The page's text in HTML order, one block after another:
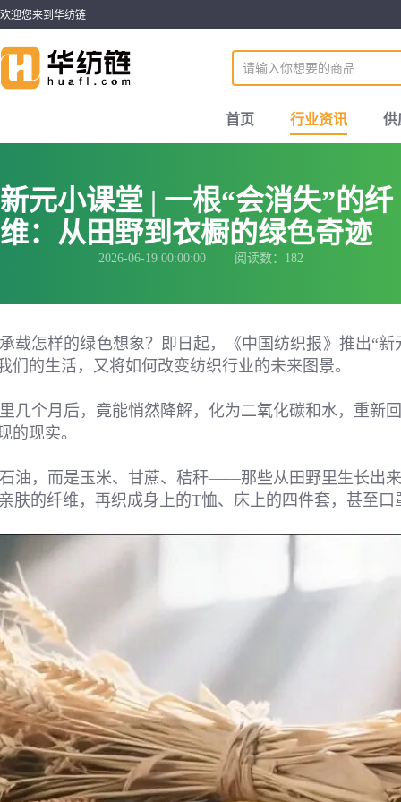
欢迎您来到华纺链
首页 行业资讯 供
新元小课堂 | 一根“会消失”的纤
维：从田野到衣橱的绿色奇迹
2026-06-19 00:00:00 阅读数：182
载怎样的绿色想象？即日起，《中国纺织报》推出“
们的生活，又将如何改变纺织行业的未来图景。
几个月后，竟能悄然降解，化为二氧化碳和水，重
的现实。
油，而是玉米、甘蔗、秸秆——那些从田野里生长出
肤的纤维，再织成身上的T恤、床上的四件套，甚至口